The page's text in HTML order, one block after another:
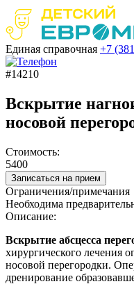
Единая справочная +7
#14210
Вскрытие
носовой
Стоимость:
5400
Записаться на прием
Ограничения/примечания
Необходима
Описание:
Вскрытие абсцесса
хирургического лечения
носовой перегородки.
дренирование